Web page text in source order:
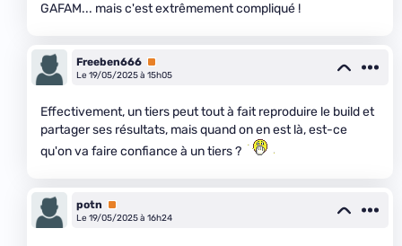
GAFAM... mais c'est extrêmement compliqué !
Freeben666 Premium
Le 19/05/2025 à 15h05
Effectivement, un tiers peut tout à fait reproduire le build et
partager ses résultats, mais quand on en est là, est-ce
qu'on va faire confiance à un tiers ?
potn
Premium
Le 19/05/2025 à 16h24